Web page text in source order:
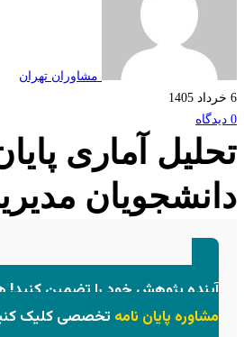
مشاوران تهران
آماری پایان
پژوهش خود را تضمین کنید! همین
پایان نامه تخصصی کلیک کنید.